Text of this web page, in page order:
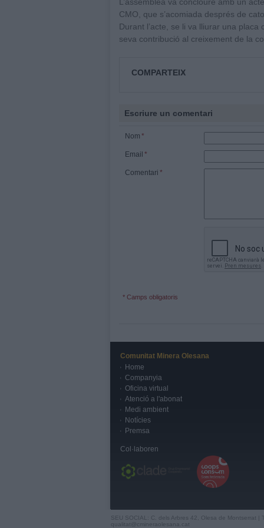
CMO, que s’acomiada després de
Durant l’acte, se li va lliurar una
seva contribució al creixement de la
COMPARTEIX
Escriure un comentari
Nom *
Email *
Comentari *
* Camps obligatoris
Comunitat Minera Olesana
Home
Companyia
Oficina virtual
Atenció a l'abonat
Medi ambient
Notícies
Premsa
Col·laboren
SEU SOCIAL: C. dels Arbres 42, Olesa de Montserrat
qualitat@cmineraolesana.cat